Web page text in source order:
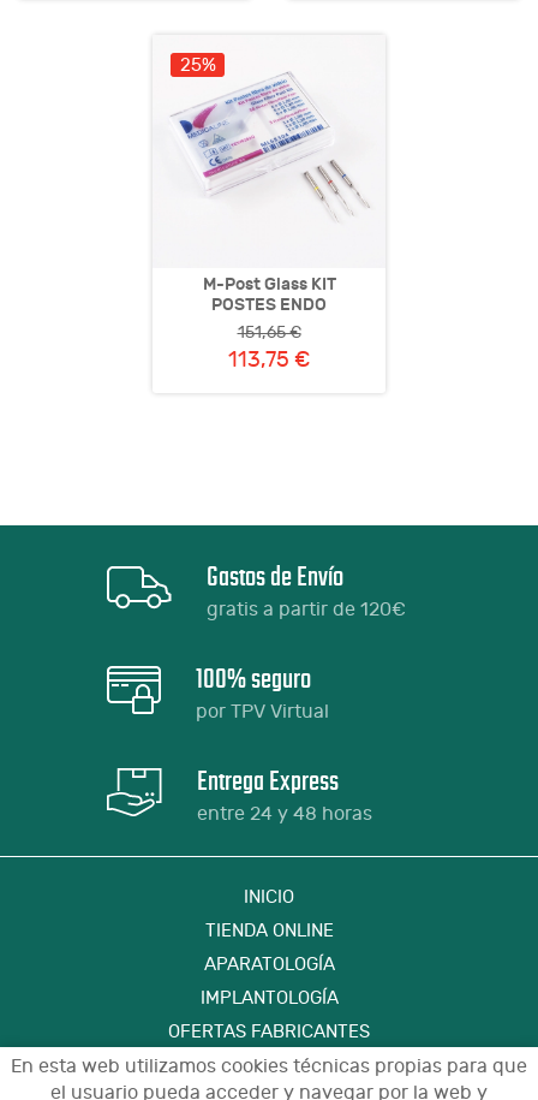
En esta web utilizamos cookies técnicas propias para que
el usuario pueda acceder y navegar por la web y
25%
M-Post Glass KIT
POSTES ENDO
151,65 €
113,75 €
Gastos de Envío
gratis a partir de 120€
100% seguro
por TPV Virtual
Entrega Express
entre 24 y 48 horas
INICIO
TIENDA ONLINE
APARATOLOGÍA
IMPLANTOLOGÍA
OFERTAS FABRICANTES
FORMACIÓN